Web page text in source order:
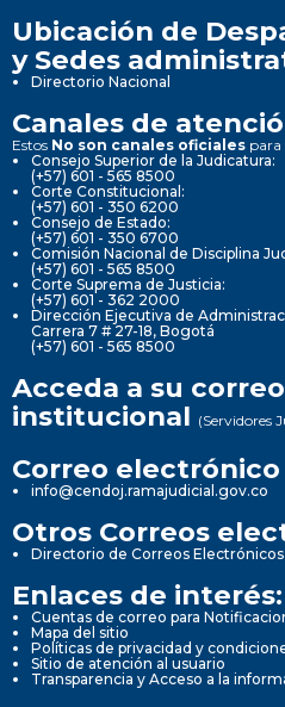
Ubicación de
y Sedes
Directorio Nacional
Canales de
Estos No son canales oficiales
Consejo Superior de la Judicatura:
(+57) 601 - 565 8500
Corte Constitucional:
(+57) 601 - 350 6200
Consejo de Estado:
(+57) 601 - 350 6700
Comisión Nacional de Disciplina
(+57) 601 - 565 8500
Corte Suprema de Justicia:
(+57) 601 - 362 2000
Dirección Ejecutiva de
Carrera 7 # 27-18, Bogotá
(+57) 601 - 565 8500
Acceda a su
institucional (Servidores
Correo
info@cendoj.ramajudicial.gov.co
Otros Correos
Directorio de Correos
Enlaces de interés:
Cuentas de correo para
Mapa del sitio
Políticas de privacidad y
Sitio de atención al usuario
Transparencia y Acceso a la